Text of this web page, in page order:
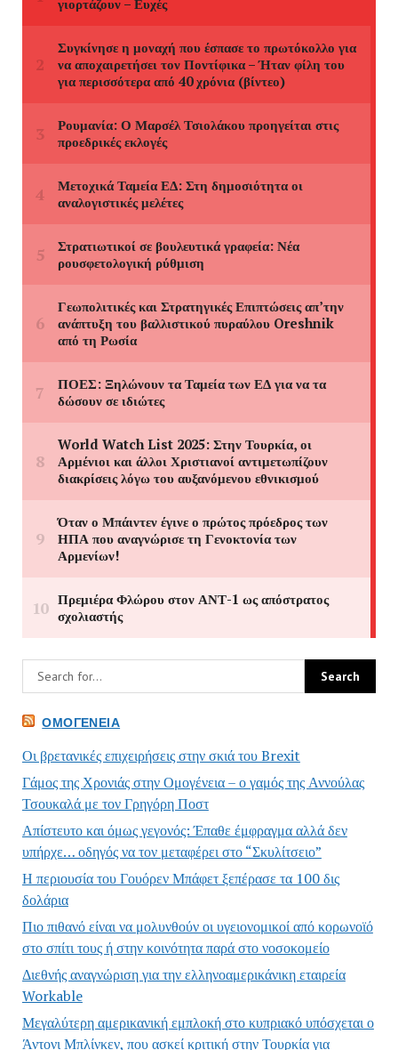
ΟΜΟΓΈΝΕΙΑ
Οι βρετανικές επιχειρήσεις στην σκιά του Brexit
Γάμος της Χρονιάς στην Ομογένεια – ο γαμός της Αννούλας
Τσουκαλά με τον Γρηγόρη Ποστ
Απίστευτο και όμως γεγονός: Έπαθε έμφραγμα αλλά δεν
υπήρχε… οδηγός να τον μεταφέρει στο “Σκυλίτσειο”
Η περιουσία του Γουόρεν Μπάφετ ξεπέρασε τα 100 δις
δολάρια
Πιο πιθανό είναι να μολυνθούν οι υγειονομικοί από κορωνοϊό
στο σπίτι τους ή στην κοινότητα παρά στο νοσοκομείο
Διεθνής αναγνώριση για την ελληνοαμερικάνικη εταιρεία
Workable
Μεγαλύτερη αμερικανική εμπλοκή στο κυπριακό υπόσχεται ο
Άντονι Μπλίνκεν, που ασκεί κριτική στην Τουρκία για